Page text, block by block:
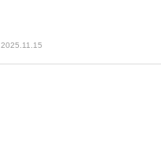
2025.11.15